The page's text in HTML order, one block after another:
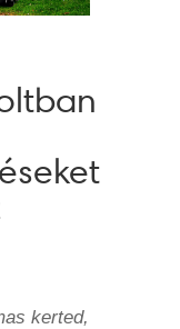
kerted,